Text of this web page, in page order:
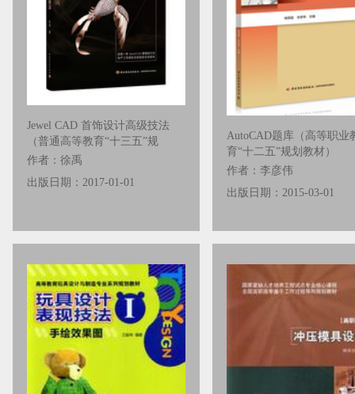
Jewel CAD 首饰设计高级技法
（普通高等教育“十三五”规
作者：徐禹
出版日期：2017-01-01
AutoCAD题库（高等职业
育“十二五”规划教材）
作者：李彦伟
出版日期：2015-03-01